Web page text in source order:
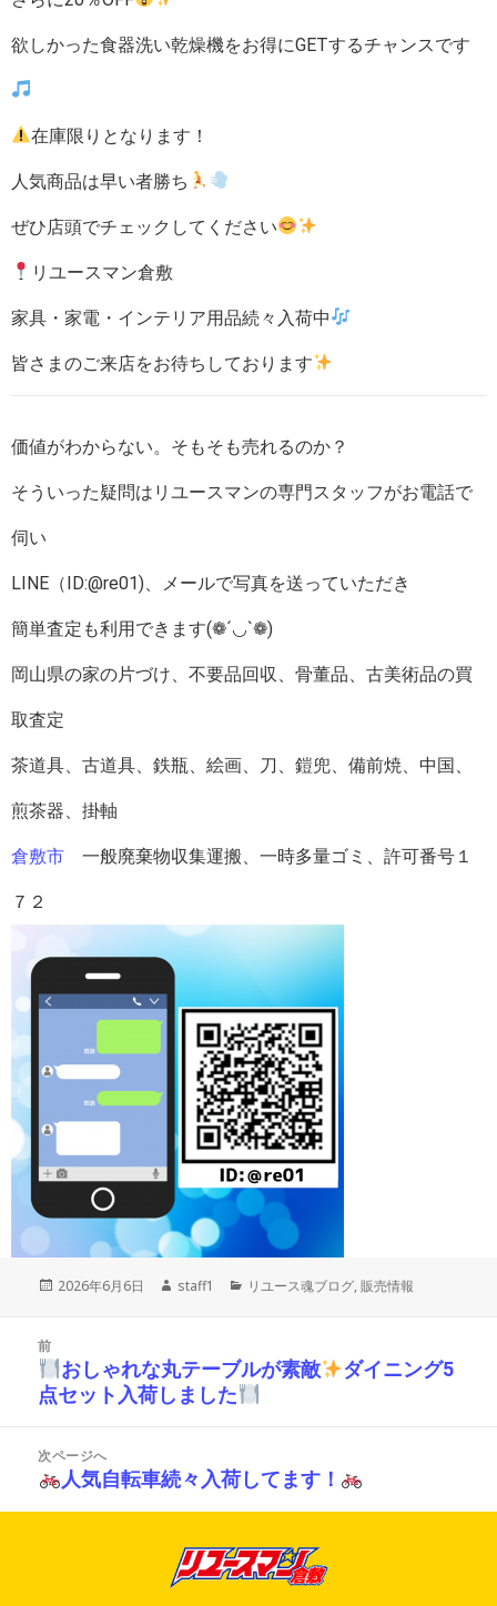
欲しかった食器洗い乾燥機をお得にGETするチャンスです
在庫限りとなります！
人気商品は早い者勝ち
ぜひ店頭でチェックしてください
リユースマン倉敷
家具・家電・インテリア用品続々入荷中
皆さまのご来店をお待ちしております
価値がわからない。そもそも売れるのか？
そういった疑問はリユースマンの専門スタッフがお電話で
伺い
LINE（ID:@re01)、メールで写真を送っていただき
簡単査定も利用できます(❁´◡`❁)
岡山県の家の片づけ、不要品回収、骨董品、古美術品の買
取査定
茶道具、古道具、鉄瓶、絵画、刀、鎧兜、備前焼、中国、
煎茶器、掛軸
倉敷市 一般廃棄物収集運搬、一時多量ゴミ、許可番号１
７２
投
2026年6月6日
作
staff1
カ
ー
リユース魂ブログ,販売情報
前
前
の
稿:
おしゃれな丸テーブルが素敵
ダイニング5
点セット入荷しました
次ページへ
次
の
人気自転車続々入荷してます！